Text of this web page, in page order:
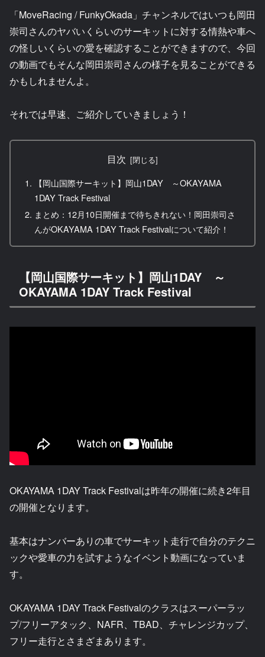
「MoveRacing / FunkyOkada」チャンネルではいつも岡田
崇司さんのヤバいくらいのサーキットに対する情熱や車へ
の怪しいくらいの愛を確認することができますので、今回
の動画でもそんな岡田崇司さんの様子を見ることができる
かもしれませんよ。
それでは早速、ご紹介していきましょう！
目次
【岡山国際サーキット】岡山1DAY ～OKAYAMA
1DAY Track Festival
まとめ：12月10日開催まで待ちきれない！岡田崇司さ
んがOKAYAMA 1DAY Track Festivalについて紹介！
【岡山国際サーキット】岡山1DAY ～
OKAYAMA 1DAY Track Festival
OKAYAMA 1DAY Track Festivalは昨年の開催に続き2年目
の開催となります。
基本はナンバーありの車でサーキット走行で自分のテクニ
ックや愛車の力を試すようなイベント動画になっていま
す。
OKAYAMA 1DAY Track Festivalのクラスはスーパーラッ
プ/フリーアタック、NAFR、TBAD、チャレンジカップ、
フリー走行とさまざまあります。